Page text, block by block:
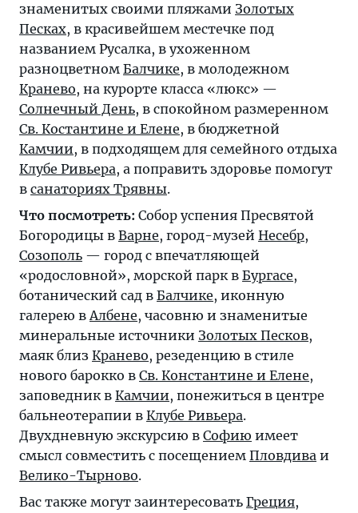
знаменитых своими пляжами Золотых
Песках, в красивейшем местечке под
названием Русалка, в ухоженном
разноцветном Балчике, в молодежном
Кранево, на курорте класса «люкс» —
Солнечный День, в спокойном размеренном
Св. Костантине и Елене, в бюджетной
Камчии, в подходящем для семейного отдыха
Клубе Ривьера, а поправить здоровье помогут
в санаториях Трявны.
Что посмотреть: Собор успения Пресвятой
Богородицы в Варне, город-музей Несебр,
Созополь — город с впечатляющей
«родословной», морской парк в Бургасе,
ботанический сад в Балчике, иконную
галерею вАлбене, часовню и знаменитые
минеральные источники Золотых Песков,
маяк близ Кранево, резеденцию в стиле
нового барокко в Св. Константине и Елене,
заповедник в Камчии, понежиться в центре
бальнеотерапии в Клубе Ривьера.
Двухдневную экскурсию в Софию имеет
смысл совместить с посещением Пловдива и
Велико-Тырново.
Вас также могут заинтересовать Греция,